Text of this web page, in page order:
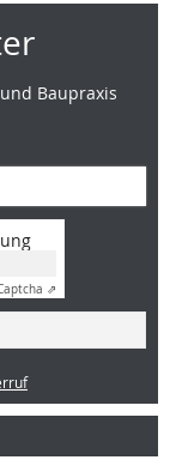
Baupraxis
⇗